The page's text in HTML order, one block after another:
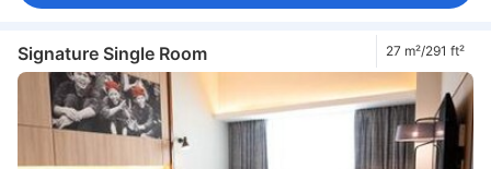
Signature Single Room 27 m²/291 ft²